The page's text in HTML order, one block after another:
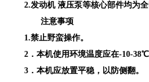
2.发动机 液压泵等核心部件均为
注意事项
1.禁止野蛮操作。
2．本机使用环境温度应在-10-
3．本机应放置平稳，以防侧翻。